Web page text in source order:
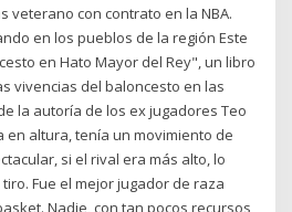
veterano con contrato en la NBA.
en los pueblos de la región Este
en Hato Mayor del Rey", un libro
vivencias del baloncesto en las
la autoría de los ex jugadores Teo
en altura, tenía un movimiento de
si el rival era más alto, lo
Fue el mejor jugador de raza
Nadie, con tan pocos recursos